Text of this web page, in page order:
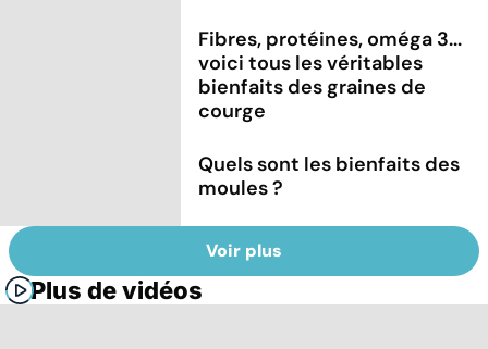
Fibres, protéines, oméga 3...
voici tous les véritables
bienfaits des graines de
courge
Quels sont les bienfaits des
moules ?
Voir plus
Plus de vidéos